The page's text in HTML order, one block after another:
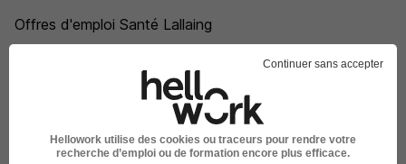
Offres d'emploi Santé Lallaing
Offres d'emploi Santé Lamagistère
Offres d'emploi Santé Lamalou-les-Bains
Offres d'emploi Santé Lamastre
Continuer sans accepter
Hellowork utilise des cookies ou traceurs pour rendre votre
recherche d’emploi ou de formation encore plus efficace.